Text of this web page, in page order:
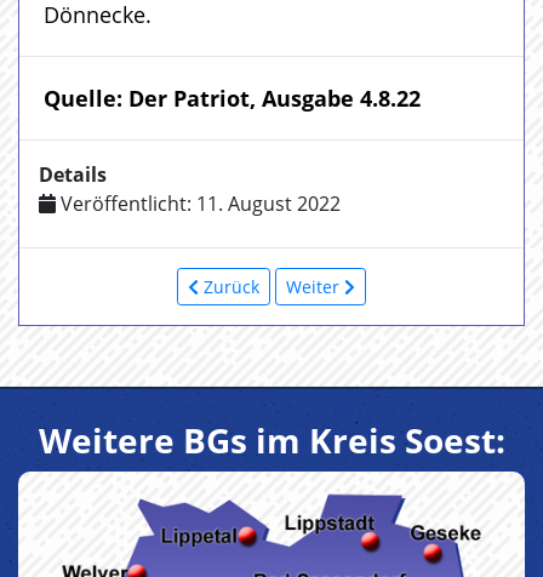
Dönnecke.
Quelle: Der Patriot, Ausgabe 4.8.22
Details
Veröffentlicht: 11. August 2022
Zurück Weiter
Weitere BGs im Kreis Soest: